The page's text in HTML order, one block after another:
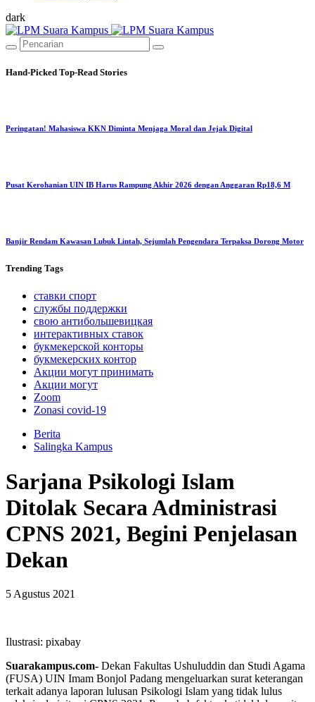
dark
Hand-Picked Top-Read Stories
Peringatan! Mahasiswa KKN Diminta Menjaga Moral dan Jejak Digital
Pusat Kerohanian UIN IB Harus Rampung Akhir 2026 dengan Anggaran Rp18,6 M
Banjir Rendam Kawasan Lubuk Lintah, Sejumlah Pengendara Terpaksa Dorong Motor
Trending Tags
ставки спорт
службы поддержки
свою антибольшевицкая
интерактивных ставок
букмекерской конторы
букмекерских контор
Акции могут принимать
Акции могут
Zoom
Zonasi covid-19
Berita
Salingka Kampus
Sarjana Psikologi Islam
Ditolak Secara Administrasi
CPNS 2021, Begini Penjelasan
Dekan
5 Agustus 2021
Ilustrasi: pixabay
Suarakampus.com- Dekan Fakultas Ushuluddin dan Studi Agama
(FUSA) UIN Imam Bonjol Padang mengeluarkan surat keterangan
terkait adanya laporan lulusan Psikologi Islam yang tidak lulus